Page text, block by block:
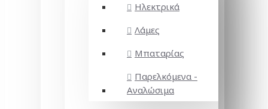
Ηλεκτρικά
Λάμες
Μπαταρίας
Παρελκόμενα -
Αναλώσιμα